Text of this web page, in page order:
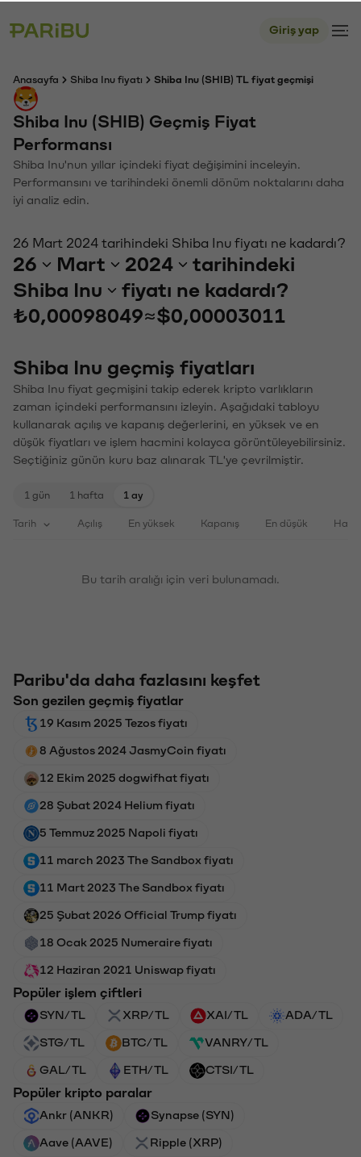
Giriş yap
Anasayfa Shiba Inu fiyatı Shiba Inu (SHIB) TL fiyat geçmişi
Shiba Inu (SHIB) Geçmiş Fiyat
Performansı
Shiba Inu'nun yıllar içindeki fiyat değişimini inceleyin.
Performansını ve tarihindeki önemli dönüm noktalarını daha
iyi analiz edin.
26 Mart 2024 tarihindeki Shiba Inu fiyatı ne kadardı?
26 Mart 2024
tarihindeki
Shiba Inu
fiyatı ne kadardı?
₺0,00098049≈$0,00003011
Shiba Inu geçmiş fiyatları
Shiba Inu fiyat geçmişini takip ederek kripto varlıkların
zaman içindeki performansını izleyin. Aşağıdaki tabloyu
kullanarak açılış ve kapanış değerlerini, en yüksek ve en
düşük fiyatları ve işlem hacmini kolayca görüntüleyebilirsiniz.
Seçtiğiniz günün kuru baz alınarak TL'ye çevrilmiştir.
1 gün 1 hafta 1 ay
Tarih Açılış En yüksek Kapanış En düşük
Bu tarih aralığı için veri bulunamadı.
Paribu'da daha fazlasını keşfet
Son gezilen geçmiş fiyatlar
19 Kasım 2025 Tezos fiyatı
8 Ağustos 2024 JasmyCoin fiyatı
12 Ekim 2025 dogwifhat fiyatı
28 Şubat 2024 Helium fiyatı
5 Temmuz 2025 Napoli fiyatı
11 march 2023 The Sandbox fiyatı
11 Mart 2023 The Sandbox fiyatı
25 Şubat 2026 Official Trump fiyatı
18 Ocak 2025 Numeraire fiyatı
12 Haziran 2021 Uniswap fiyatı
Popüler işlem çiftleri
SYN/TL XRP/TL XAI/TL ADA/TL
STG/TL BTC/TL VANRY/TL
GAL/TL ETH/TL CTSI/TL
Popüler kripto paralar
Ankr (ANKR) Synapse (SYN)
Aave (AAVE) Ripple (XRP)